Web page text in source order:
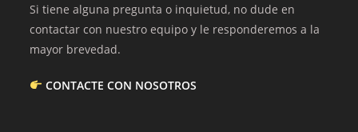
Si tiene alguna pregunta o inquietud, no dude en
contactar con nuestro equipo y le responderemos a la
mayor brevedad.
CONTACTE CON NOSOTROS